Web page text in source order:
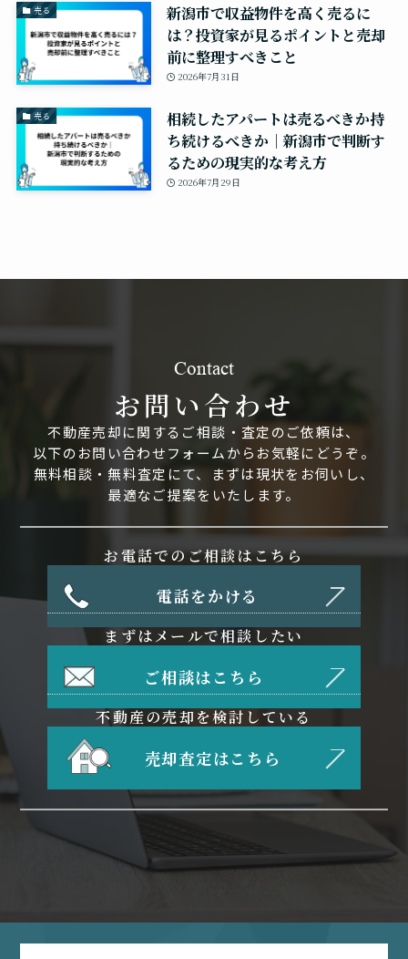
売る
新潟市で収益物件を高く売るに
は？投資家が見るポイントと売却
前に整理すべきこと
2026年7月31日
売る
相続したアパートは売るべきか持
ち続けるべきか｜新潟市で判断す
るための現実的な考え方
2026年7月29日
Contact
お問い合わせ
不動産売却に関するご相談・査定のご依頼は、
以下のお問い合わせフォームからお気軽にどうぞ。
無料相談・無料査定にて、まずは現状をお伺いし、
最適なご提案をいたします。
お電話でのご相談はこちら
電話をかける
まずはメールで相談したい
ご相談はこちら
不動産の売却を検討している
売却査定はこちら